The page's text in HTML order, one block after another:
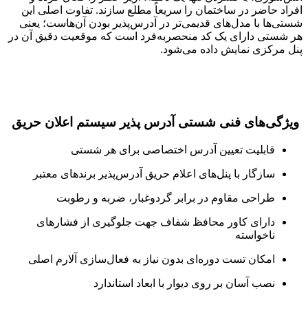
افراد حاضر در ساختمان را سریعاً مطلع سازند. تفاوت اصلی این
شستی‌ها با مدل‌های قدیمی‌تر در آدرس‌پذیر بودن آن‌هاست؛ یعنی
هر شستی دارای یک کد منحصربه‌فرد است که موقعیت دقیق آن در
پنل مرکزی نمایش داده می‌شود.
ویژگی‌های فنی شستی آدرس پذیر سیستم اعلان حریق
قابلیت تعیین آدرس اختصاصی برای هر شستی
سازگار با پنل‌های اعلام حریق آدرس‌پذیر برندهای معتبر
طراحی مقاوم در برابر گردوغبار، ضربه و رطوبت
دارای کاور محافظ شفاف جهت جلوگیری از فشارهای
ناخواسته
امکان تست دوره‌ای بدون نیاز به فعال‌سازی آلارم اصلی
نصب آسان بر روی دیوار با ابعاد استاندارد